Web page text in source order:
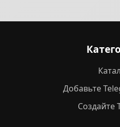
Добавьте
Создайте